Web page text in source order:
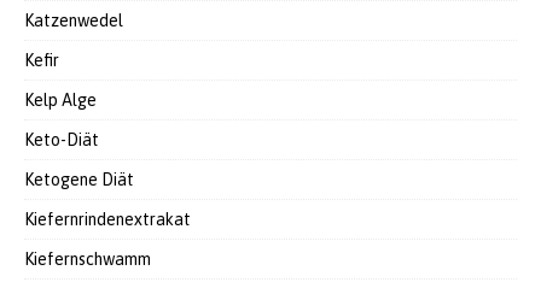
Katzenwedel
Kefir
Kelp Alge
Keto-Diät
Ketogene Diät
Kiefernrindenextrakat
Kiefernschwamm